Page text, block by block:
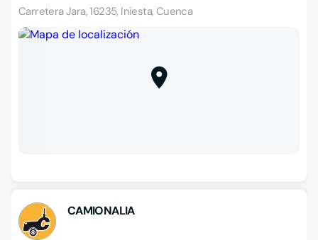
Carretera Jara, 16235, Iniesta, Cuenca
CAMIONALIA